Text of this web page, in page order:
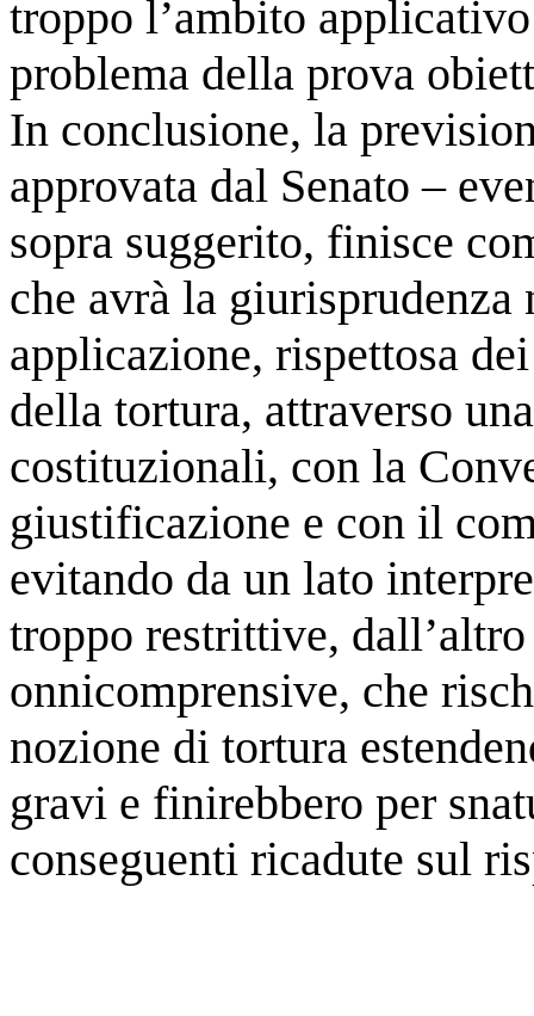
troppo l’ambito
problema della prova
In conclusione, la
approvata dal Senato –
sopra suggerito, finisce
che avrà la
applicazione, rispettosa
della tortura, attraverso
costituzionali, con la
giustificazione e con il
evitando da un lato
troppo restrittive,
onnicomprensive, che
nozione di tortura
gravi e finirebbero per
conseguenti ricadute sul